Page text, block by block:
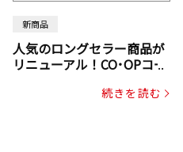
新商品
人気のロングセラー商品が
リニューアル！CO･OPコー
続きを読む